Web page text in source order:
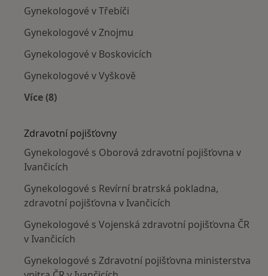
Gynekologové v Třebíči
Gynekologové v Znojmu
Gynekologové v Boskovicích
Gynekologové v Vyškově
Více (8)
Zdravotní pojišťovny
Gynekologové s Oborová zdravotní pojišťovna v
Ivančicích
Gynekologové s Revírní bratrská pokladna,
zdravotní pojišťovna v Ivančicích
Gynekologové s Vojenská zdravotní pojišťovna ČR
v Ivančicích
Gynekologové s Zdravotní pojišťovna ministerstva